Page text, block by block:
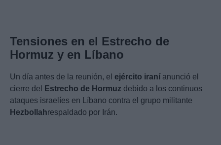
Tensiones en el Estrecho de
Hormuz y en Líbano
Un día antes de la reunión, el ejército iraní anunció el
cierre del
Estrecho de Hormuz debido a los continuos
ataques israelíes en Líbano contra el grupo militante
Hezbollahrespaldado por Irán.